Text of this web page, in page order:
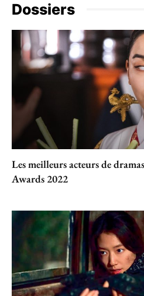
Dossiers
Les meilleurs acteurs de
Awards 2022